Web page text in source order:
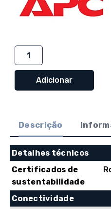
Quantidade
de
Back-
230V,
AVR,
IEC
Sockets,
Linha
interactiva
Adicionar
Descrição
Detalhes técnicos
Certificados de
sustentabilidade
Conectividade